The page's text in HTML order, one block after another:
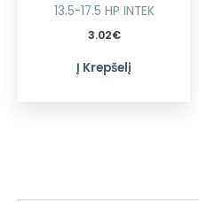
13.5-17.5 HP INTEK
3.02€
Į Krepšelį